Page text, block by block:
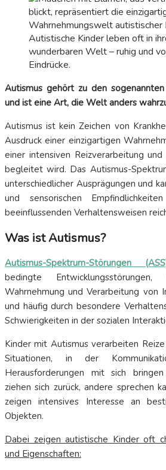
Autistische Kinder leben oft in
wunderbaren Welt – ruhig und
Eindrücke.
Autismus gehört zu den
und ist eine Art, die Welt anders
Autismus ist kein Zeichen von
Ausdruck einer einzigartigen
einer intensiven Reizverarbeitung
begleitet wird. Das Autismus-
unterschiedlicher Ausprägungen und
und sensorischen
beeinflussenden Verhaltensweisen
Was ist Autismus?
Autismus-Spektrum-Störungen
bedingte
Wahrnehmung und Verarbeitung von
und häufig durch besondere
Schwierigkeiten in der sozialen
Kinder mit Autismus verarbeiten
Situationen, in der
Herausforderungen mit sich
ziehen sich zurück, andere sprechen
zeigen intensives Interesse an
Objekten.
Dabei zeigen autistische Kinder oft
und Eigenschaften: